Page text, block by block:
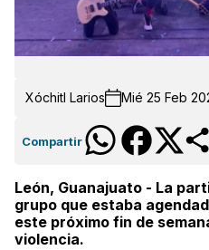
Xóchitl Larios Mié 25 Feb
Compartir
León, Guanajuato - La
grupo que estaba
este próximo fin de
violencia.